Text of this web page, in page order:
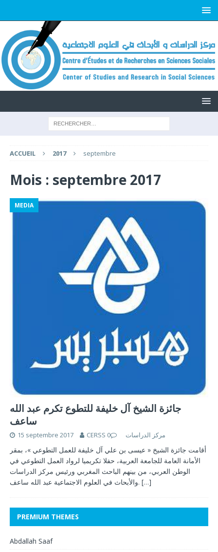
ACCUEIL 2017 septembre
Mois : septembre 2017
MEDIA
جائزة الشيخ آل خليفة للتطوع تكرم عبد الله
ساعف
15 septembre 2017 CERSS مركز الدراسات 0
أقامت جائزة الشيخ « عيسى بن علي آل خليفة للعمل التطوعي »، بمقر
الأمانة العامة للجامعة العربية، حفلا تكريميا لرواد العمل التطوعي في
الوطن العربي، من بينهم الباحث المغربي ورئيس مركز الدراسات
والأبحاث في العلوم الاجتماعية عبد الله ساعف. […]
PREMIUM THEMES
Abdallah Saaf